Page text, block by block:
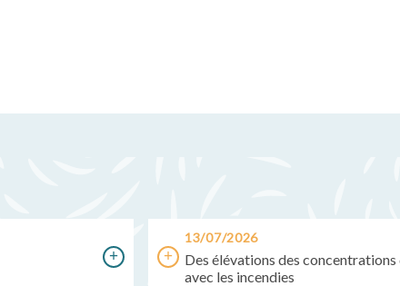
13/07/2026
Des élévations des
avec les incendies